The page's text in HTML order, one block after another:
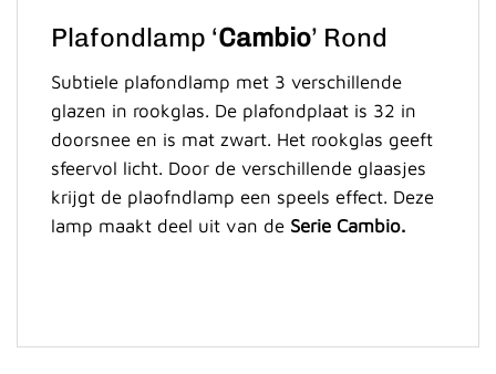
Plafondlamp ‘Cambio’ Rond
Subtiele plafondlamp met 3 verschillende
glazen in rookglas. De plafondplaat is 32 in
doorsnee en is mat zwart. Het rookglas geeft
sfeervol licht. Door de verschillende glaasjes
krijgt de plaofndlamp een speels effect. Deze
lamp maakt deel uit van de Serie Cambio.